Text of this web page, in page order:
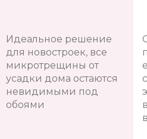
Идеальное решение
для новостроек, все
микротрещины от
усадки дома остаются
невидимыми под
обоями